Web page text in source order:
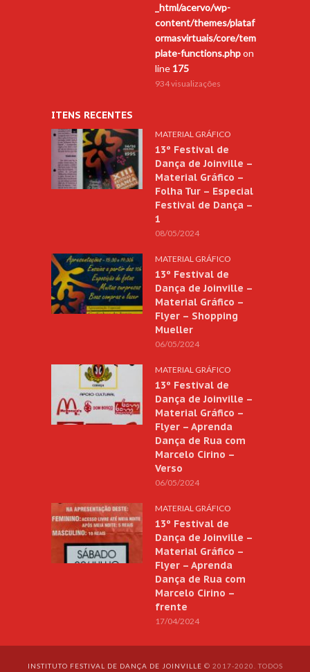
_html/acervo/wp-
content/themes/plataf
ormasvirtuais/core/tem
plate-functions.phpon
line 175
934 visualizações
ITENS RECENTES
MATERIAL GRÁFICO
13º Festival de
Dança de Joinville –
Material Gráfico –
Folha Tur – Especial
Festival de Dança –
1
08/05/2024
MATERIAL GRÁFICO
13º Festival de
Dança de Joinville –
Material Gráfico –
Flyer – Shopping
Mueller
06/05/2024
MATERIAL GRÁFICO
13º Festival de
Dança de Joinville –
Material Gráfico –
Flyer – Aprenda
Dança de Rua com
Marcelo Cirino –
Verso
06/05/2024
MATERIAL GRÁFICO
13º Festival de
Dança de Joinville –
Material Gráfico –
Flyer – Aprenda
Dança de Rua com
Marcelo Cirino –
frente
17/04/2024
INSTITUTO FESTIVAL DE DANÇA DE JOINVILLE © 2017-2020. TODOS